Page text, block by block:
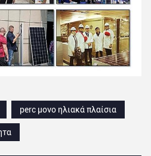
perc μονο ηλιακά πλαίσια